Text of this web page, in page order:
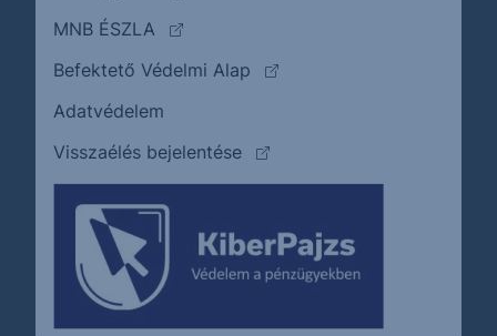
MNB ÉSZLA
(külső oldalra ugrik)
Befektető Védelmi Alap
(külső oldalra ugrik)
Adatvédelem
Visszaélés bejelentése
(külső oldalra ugrik)